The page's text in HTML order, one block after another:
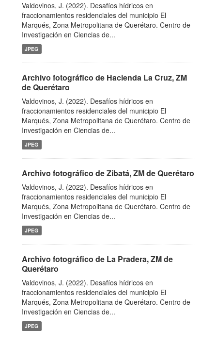
Valdovinos, J. (2022). Desafíos hídricos en
fraccionamientos residenciales del municipio El
Marqués, Zona Metropolitana de Querétaro. Centro de
Investigación en Ciencias de...
JPEG
Archivo fotográfico de Hacienda La Cruz, ZM
de Querétaro
Valdovinos, J. (2022). Desafíos hídricos en
fraccionamientos residenciales del municipio El
Marqués, Zona Metropolitana de Querétaro. Centro de
Investigación en Ciencias de...
JPEG
Archivo fotográfico de Zibatá, ZM de Querétaro
Valdovinos, J. (2022). Desafíos hídricos en
fraccionamientos residenciales del municipio El
Marqués, Zona Metropolitana de Querétaro. Centro de
Investigación en Ciencias de...
JPEG
Archivo fotográfico de La Pradera, ZM de
Querétaro
Valdovinos, J. (2022). Desafíos hídricos en
fraccionamientos residenciales del municipio El
Marqués, Zona Metropolitana de Querétaro. Centro de
Investigación en Ciencias de...
JPEG